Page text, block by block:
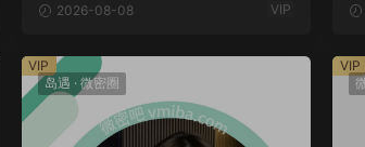
2026-08-08 VIP
岛遇 · 微密圈
VIP
VIP